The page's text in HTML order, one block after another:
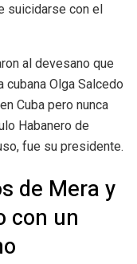
suicidarse con el
al devesano que
cubana Olga Salcedo
Cuba pero nunca
Habanero de
fue su presidente.
de Mera y
con un